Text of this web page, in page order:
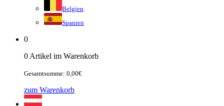
Belgien
Spanien
0
0 Artikel im Warenkorb
Gesamtsumme: 0,00€
zum Warenkorb